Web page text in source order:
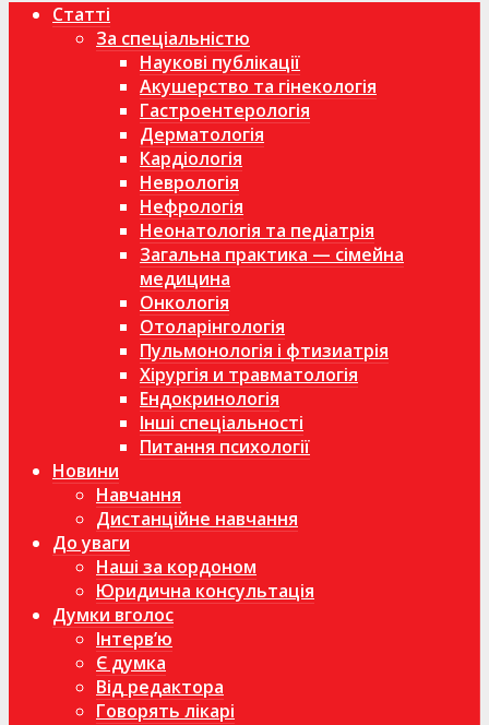
Статті
За спеціальністю
Наукові публікації
Акушерство та гінекологія
Гастроентерологія
Дерматологія
Кардіологія
Неврологія
Нефрологія
Неонатологія та педіатрія
Загальна практика — сімейна
медицина
Онкологія
Отоларінгологія
Пульмонологія і фтизиатрія
Хірургія и травматологія
Ендокринологія
Інші спеціальності
Питання психології
Новини
Навчання
Дистанційне навчання
До уваги
Наші за кордоном
Юридична консультація
Думки вголос
Інтерв’ю
Є думка
Від редактора
Говорять лікарі